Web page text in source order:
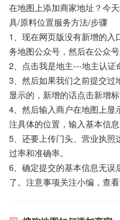
在地图上添加商家地址？今
具/原料位置服务方法/步骤
1、现在网页版没有新增的入
务地图公众号，然后在公众号
2、点击我是地主---地主认证
3、然后如果我们之前提交过
显示的，新增的话点击新增标
4、然后输入商户在地图上显
注具体的位置，输入基本信息
5、还要上传门头、营业执照
过率和准确率。
6、确定提交的基本信息无误
了。注意事项关注小编，查